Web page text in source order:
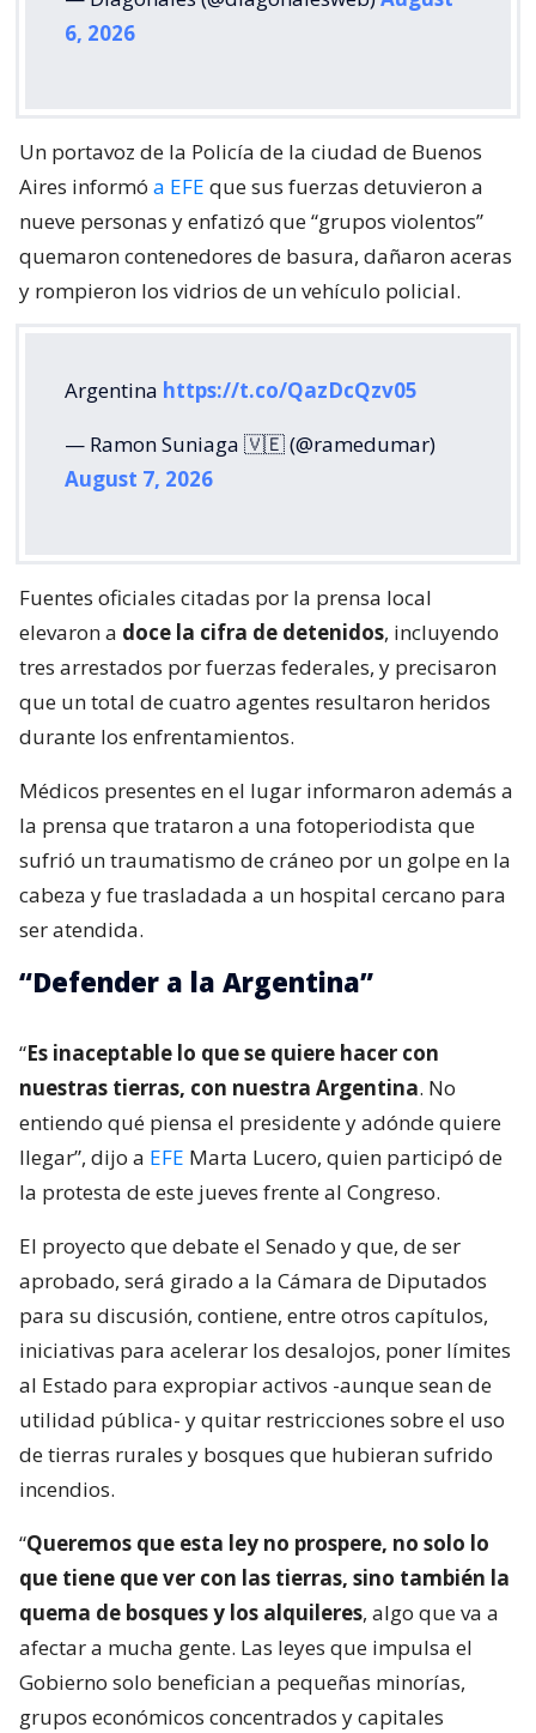
6, 2026
Un portavoz de la Policía de la ciudad de Buenos
Aires informó a EFE que sus fuerzas detuvieron a
nueve personas y enfatizó que “grupos violentos”
quemaron contenedores de basura, dañaron aceras
y rompieron los vidrios de un vehículo policial.
Argentina https://t.co/QazDcQzv05
— Ramon Suniaga 🇻🇪 (@ramedumar)
August 7, 2026
Fuentes oficiales citadas por la prensa local
elevaron a doce la cifra de detenidos, incluyendo
tres arrestados por fuerzas federales, y precisaron
que un total de cuatro agentes resultaron heridos
durante los enfrentamientos.
Médicos presentes en el lugar informaron además a
la prensa que trataron a una fotoperiodista que
sufrió un traumatismo de cráneo por un golpe en la
cabeza y fue trasladada a un hospital cercano para
ser atendida.
“Defender a la Argentina”
“Es inaceptable lo que se quiere hacer con
nuestras tierras, con nuestra Argentina. No
entiendo qué piensa el presidente y adónde quiere
llegar”, dijo a EFE Marta Lucero, quien participó de
la protesta de este jueves frente al Congreso.
El proyecto que debate el Senado y que, de ser
aprobado, será girado a la Cámara de Diputados
para su discusión, contiene, entre otros capítulos,
iniciativas para acelerar los desalojos, poner límites
al Estado para expropiar activos -aunque sean de
utilidad pública- y quitar restricciones sobre el uso
de tierras rurales y bosques que hubieran sufrido
incendios.
“Queremos que esta ley no prospere, no solo lo
que tiene que ver con las tierras, sino también la
quema de bosques y los alquileres, algo que va a
afectar a mucha gente. Las leyes que impulsa el
Gobierno solo benefician a pequeñas minorías,
grupos económicos concentrados y capitales